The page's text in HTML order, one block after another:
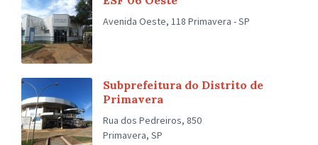
Avenida Oeste, 118 Primavera - SP
Subprefeitura do Distrito de
Primavera
Rua dos Pedreiros, 850
Primavera, SP